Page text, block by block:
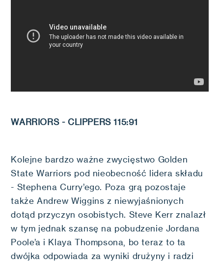
WARRIORS - CLIPPERS 115:91
Kolejne bardzo ważne zwycięstwo Golden
State Warriors pod nieobecność lidera składu
- Stephena Curry’ego. Poza grą pozostaje
także Andrew Wiggins z niewyjaśnionych
dotąd przyczyn osobistych. Steve Kerr znalazł
w tym jednak szansę na pobudzenie Jordana
Poole’a i Klaya Thompsona, bo teraz to ta
dwójka odpowiada za wyniki drużyny i radzi